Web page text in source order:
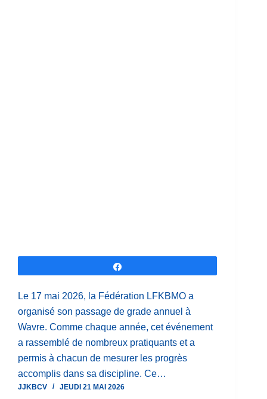
Le 17 mai 2026, la Fédération LFKBMO a
organisé son passage de grade annuel à
Wavre. Comme chaque année, cet événement
a rassemblé de nombreux pratiquants et a
permis à chacun de mesurer les progrès
accomplis dans sa discipline. Ce…
JJKBCV JEUDI 21 MAI 2026